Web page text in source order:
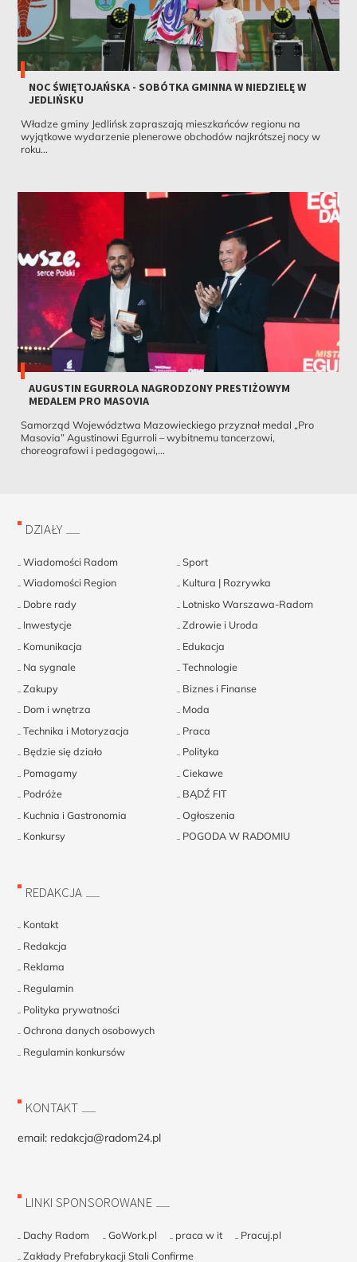
NOC ŚWIĘTOJAŃSKA - SOBÓTKA GMINNA W NIEDZIELĘ W
JEDLIŃSKU
Władze gminy Jedlińsk zapraszają mieszkańców regionu na
wyjątkowe wydarzenie plenerowe obchodów najkrótszej nocy w
roku...
AUGUSTIN EGURROLA NAGRODZONY PRESTIŻOWYM
MEDALEM PRO MASOVIA
Samorząd Województwa Mazowieckiego przyznał medal „Pro
Masovia” Agustinowi Egurroli – wybitnemu tancerzowi,
choreografowi i pedagogowi,...
DZIAŁY
Wiadomości Radom
Sport
Wiadomości Region
Kultura | Rozrywka
Dobre rady
Lotnisko Warszawa-Radom
Inwestycje
Zdrowie i Uroda
Komunikacja
Edukacja
Na sygnale
Technologie
Zakupy
Biznes i Finanse
Dom i wnętrza
Moda
Technika i Motoryzacja
Praca
Będzie się działo
Polityka
Pomagamy
Ciekawe
Podróże
BĄDŹ FIT
Kuchnia i Gastronomia
Ogłoszenia
Konkursy
POGODA W RADOMIU
REDAKCJA
Kontakt
Redakcja
Reklama
Regulamin
Polityka prywatności
Ochrona danych osobowych
Regulamin konkursów
KONTAKT
email: redakcja@radom24.pl
LINKI SPONSOROWANE
Dachy Radom GoWork.pl praca w it
Pracuj.pl
Zakłady Prefabrykacji Stali Confirme